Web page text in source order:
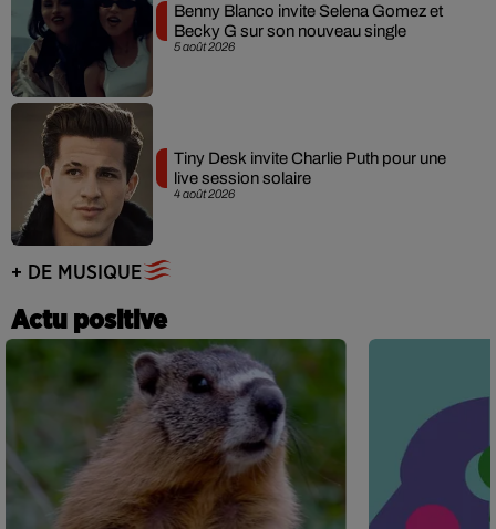
5 août 2026
Benny Blanco invite Selena Gomez et
Becky G sur son nouveau single
4 août 2026
Tiny Desk invite Charlie Puth pour une
live session solaire
+ DE MUSIQUE
Actu positive